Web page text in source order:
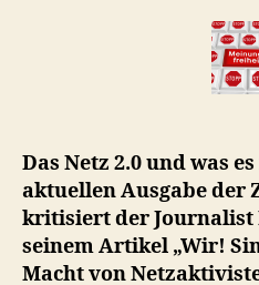
Das Netz 2.0 und was
aktuellen Ausgabe der
kritisiert der Journalist
seinem Artikel „Wir!
Macht von